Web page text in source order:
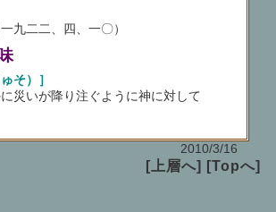
二、四、一〇）
そ）］
に災いが降り注ぐように神に対して
2010/3/16
[上層へ] [Topへ]